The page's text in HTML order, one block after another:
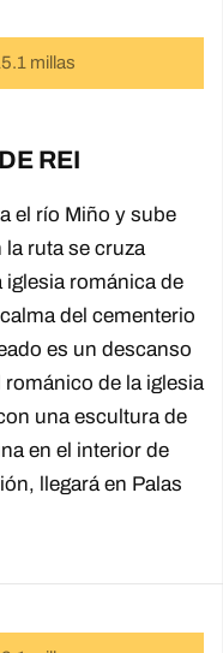
millas
REI
el río Miño y sube
ruta se cruza
iglesia románica de
del cementerio
es un descanso
de la iglesia
una escultura de
en el interior de
llegará en Palas